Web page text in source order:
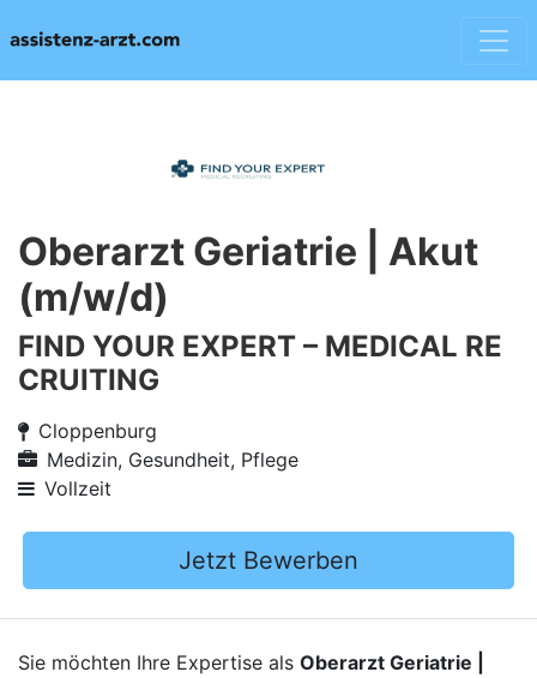
Oberarzt Geriatrie | Akut
(m/w/d)
FIND YOUR EXPERT – MEDICAL RE
CRUITING
Cloppenburg
Medizin, Gesundheit, Pflege
Vollzeit
Jetzt Bewerben
Sie möchten Ihre Expertise als Oberarzt Geriatrie |